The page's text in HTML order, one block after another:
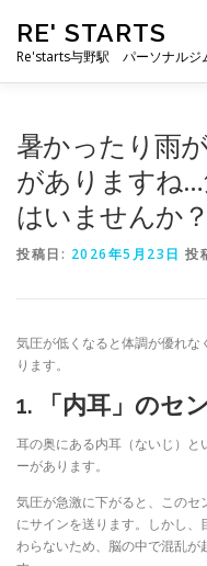
RE' STARTS
Re'starts与野駅 パーソナルジ
ブログ よくあるご質
暑かったり雨
がありますね
はいませんか？
投稿日: 2026年5月23日 投
気圧が低くなると体調が優れ
ります。
1. 「内耳」のセ
耳の奥にある内耳（ないじ）
ーがあります。
気圧が急激に下がると、この
にサインを送ります。しかし
わらないため、脳の中で混乱が